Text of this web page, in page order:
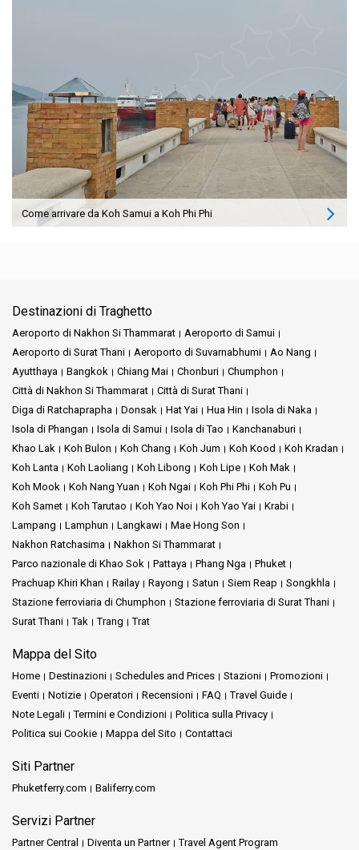
Come arrivare da Koh Samui a Koh Phi Phi
Destinazioni di Traghetto
Aeroporto di Nakhon Si Thammarat
Aeroporto di Samui
Aeroporto di Surat Thani
Aeroporto di Suvarnabhumi
Ao Nang
Ayutthaya
Bangkok Chiang Mai Chonburi
Chumphon
Città di Nakhon Si Thammarat
Città di Surat Thani
Diga di Ratchaprapha
Donsak Hat Yai Hua Hin
Isola di Naka
Isola di Phangan
Isola di Samui Isola di Tao
Kanchanaburi
Khao Lak
Koh Bulon Koh Chang Koh Jum Koh Kood
Koh Kradan
Koh Lanta
Koh Laoliang Koh Libong Koh Lipe
Koh Mak
Koh Mook
Koh Nang Yuan Koh Ngai Koh Phi Phi
Koh Pu
Koh Samet
Koh Tarutao Koh Yao Noi Koh Yao Yai
Krabi
Lampang
Lamphun Langkawi
Mae Hong Son
Nakhon Ratchasima
Nakhon Si Thammarat
Parco nazionale di Khao Sok
Pattaya Phang Nga
Phuket
Prachuap Khiri Khan
Railay Rayong Satun Siem Reap
Songkhla
Stazione ferroviaria di Chumphon
Stazione ferroviaria di Surat Thani
Surat Thani
Tak Trang Trat
Mappa del Sito
Home Destinazioni Schedules and Prices Stazioni
Promozioni
Eventi
Notizie Operatori Recensioni FAQ
Travel Guide
Note Legali
Termini e Condizioni
Politica sulla Privacy
Politica sui Cookie
Mappa del Sito Contattaci
Siti Partner
Phuketferry.com Baliferry.com
Servizi Partner
Partner Central Diventa un Partner Travel Agent Program